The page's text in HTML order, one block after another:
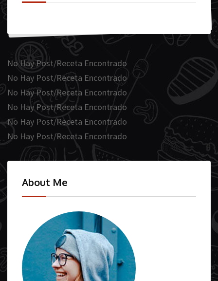
No Hay Post/Receta Encontrado
No Hay Post/Receta Encontrado
No Hay Post/Receta Encontrado
No Hay Post/Receta Encontrado
No Hay Post/Receta Encontrado
No Hay Post/Receta Encontrado
About Me